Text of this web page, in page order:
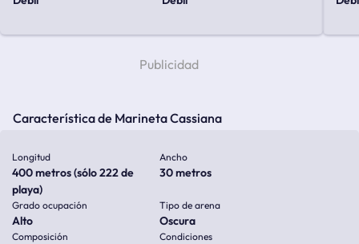
Característica de Marineta Cassiana
Longitud
400 metros (sólo 222 de
playa)
Ancho
30 metros
Grado ocupación
Alto
Tipo de arena
Oscura
Composición Condiciones